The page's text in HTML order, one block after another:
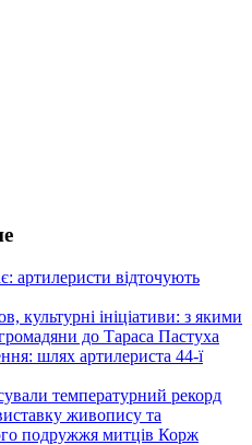
артилеристи відточують
культурні ініціативи: з якими
до Тараса Пастуха
шлях артилериста 44-ї
температурний рекорд
живопису та
подружжя митців Корж